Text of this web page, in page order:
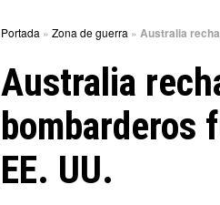
Portada » Zona de guerra » Australia
Australia
bombarderos
EE. UU.